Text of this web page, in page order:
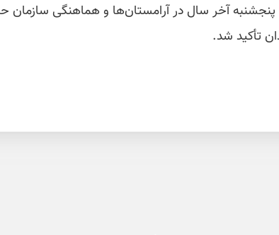
پنجشنبه آخر سال در آرامستان‌ها و هماهنگی سازمان
تأکید شد.